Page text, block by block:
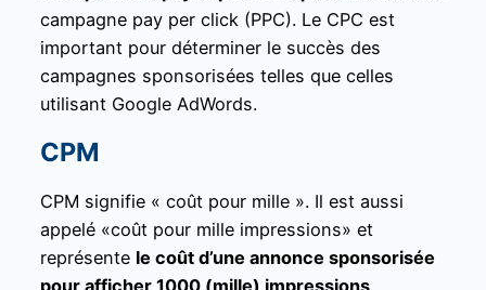
campagne pay per click (PPC). Le CPC est
important pour déterminer le succès des
campagnes sponsorisées telles que celles
utilisant Google AdWords.
CPM
CPM signifie « coût pour mille ». Il est aussi
appelé «coût pour mille impressions» et
représente le coût d’une annonce sponsorisée
pour afficher 1000 (mille) impressions